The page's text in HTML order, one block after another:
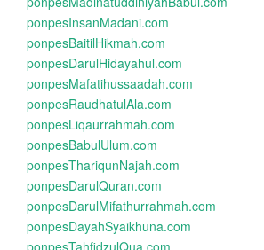
ponpesInsanMadani.com
ponpesBaitilHikmah.com
ponpesDarulHidayahul.com
ponpesMafatihussaadah.com
ponpesRaudhatulAla.com
ponpesLiqaurrahmah.com
ponpesBabulUlum.com
ponpesThariqunNajah.com
ponpesDarulQuran.com
ponpesDarulMifathurrahmah.com
ponpesDayahSyaikhuna.com
ponpesTahfidzulQua.com